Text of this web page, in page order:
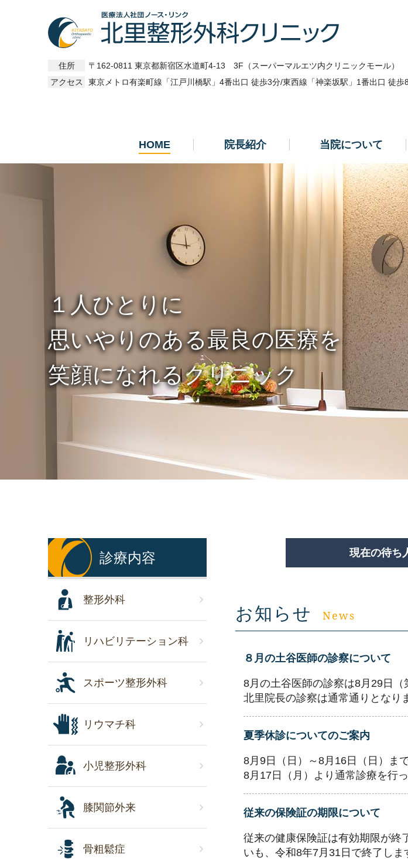
江戸川
住所 〒162-0811 東京都新宿区水道町4-13 3F （スーパーマルエツ内クリニックモール）
アクセス
東京メトロ有楽町線「江戸川橋駅」4番出口 徒歩3分/東西線「神楽坂駅」1番出口 徒歩
HOME 院長紹介 当院について
１人ひとりに
思いやりのある最良の医療を
笑顔になれるクリニック
現在の待ち
お知らせ News
８月の土谷医師の診察について
8月の土谷医師の診察は8月29日（
北里院長の診察は通常通りとなり
夏季休診についてのご案内
8月9日（日）～8月16日（日）ま
8月17日（月）より通常診療を行っ
従来の保険証の期限について
従来の健康保険証は有効期限が終
いも、令和8年7月31日で終了しま
診療内容
整形外科
リハビリテーション科
スポーツ整形外科
リウマチ科
小児整形外科
膝関節外来
骨粗鬆症